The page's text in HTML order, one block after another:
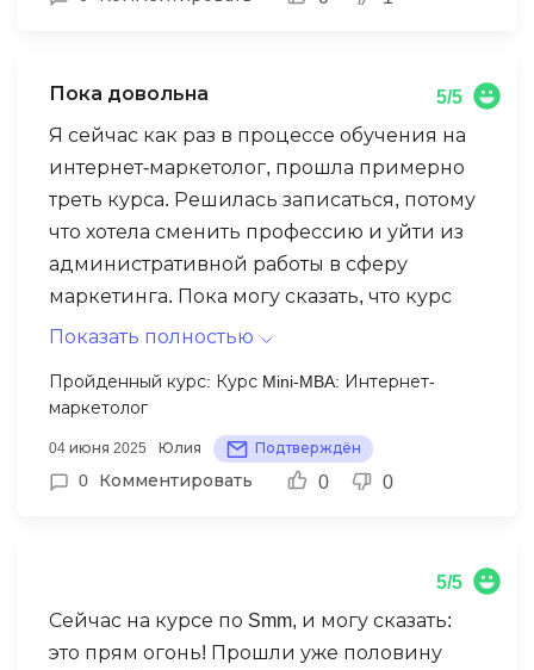
Пока довольна
5/5
Я сейчас как раз в процессе обучения на
интернет-маркетолог, прошла примерно
треть курса. Решилась записаться, потому
что хотела сменить профессию и уйти из
административной работы в сферу
маркетинга. Пока могу сказать, что курс
даёт хороший, сбалансированный
перегружают или, наоборот, дают что-то
контент реально разобрали, как
выстраивать стратегию, а не просто
можно спокойно задать вопрос в чате и
получить развернутый ответ. Я вообще не
технарь и мне было сложно с метриками,
Показать полностью
Пройденный курс: Курс Mini-MBA: Интернет-
маркетолог
04 июня 2025 Юлия Подтверждён
0 Комментировать 0 0
5/5
Сейчас на курсе по Smm, и могу сказать:
это прям огонь! Прошли уже половину